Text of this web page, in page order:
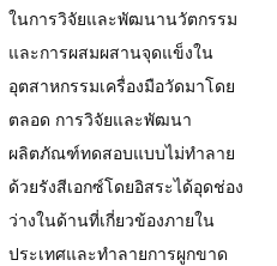
ในการวิจัยและพัฒนานวัตกรรม
และการผสมผสานจุดแข็งใน
อุตสาหกรรมเครื่องมือวัดมาโดย
ตลอด การวิจัยและพัฒนา
ผลิตภัณฑ์ทดสอบแบบไม่ทำลาย
ด้วยรังสีเอกซ์โดยอิสระได้อุดช่อง
ว่างในด้านที่เกี่ยวข้องภายใน
ประเทศและทำลายการผูกขาด